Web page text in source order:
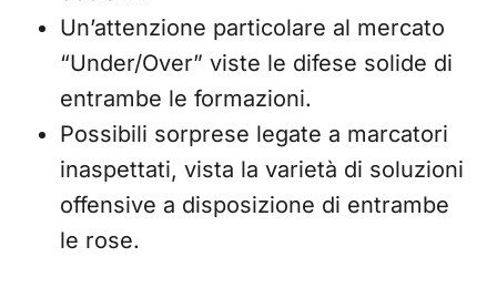
Un’attenzione particolare al mercato
“Under/Over” viste le difese solide di
entrambe le formazioni.
Possibili sorprese legate a marcatori
inaspettati, vista la varietà di soluzioni
offensive a disposizione di entrambe
le rose.